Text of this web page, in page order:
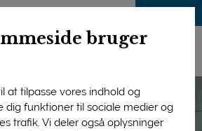
bruger
at tilpasse vores indhold og
dig funktioner til sociale medier og
trafik. Vi deler også oplysninger